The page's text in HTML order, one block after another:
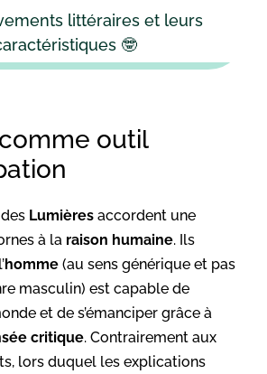
littéraires et leurs
🤓
outil
des Lumières accordent une
à la raison humaine. Ils
homme (au sens générique et pas
masculin) est capable de
et de s’émanciper grâce à
critique. Contrairement aux
lors duquel les explications